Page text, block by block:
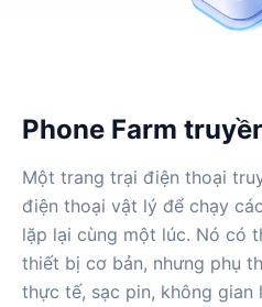
Phone Farm
Một trang trại điện thoại
điện thoại vật lý để chạy
lặp lại cùng một lúc. Nó có
thiết bị cơ bản, nhưng phụ
thực tế, sạc pin, không